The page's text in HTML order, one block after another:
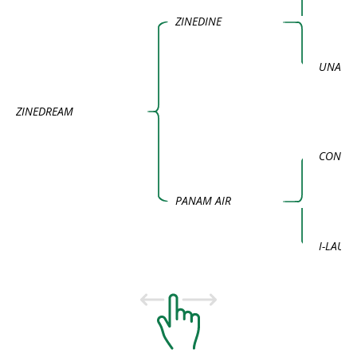
ZINEDREAM
ZINEDINE
PANAM AIR
I-